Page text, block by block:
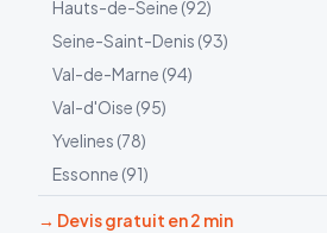
Hauts-de-Seine (92)
Seine-Saint-Denis (93)
Val-de-Marne (94)
Val-d'Oise (95)
Yvelines (78)
Essonne (91)
→ Devis gratuit en 2 min